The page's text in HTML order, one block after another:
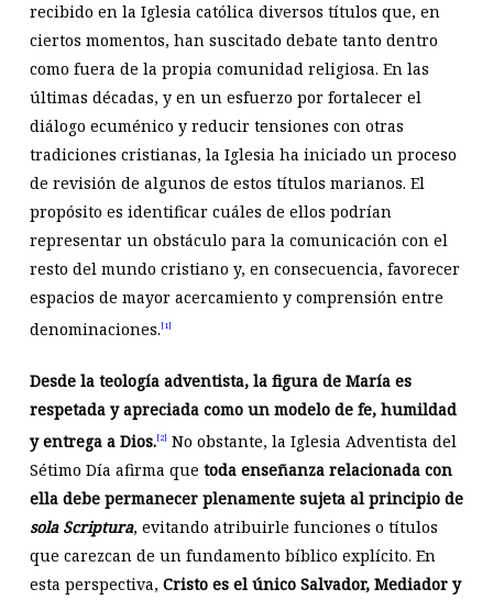
recibido en la Iglesia católica diversos títulos que, en
ciertos momentos, han suscitado debate tanto dentro
como fuera de la propia comunidad religiosa. En las
últimas décadas, y en un esfuerzo por fortalecer el
diálogo ecuménico y reducir tensiones con otras
tradiciones cristianas, la Iglesia ha iniciado un proceso
de revisión de algunos de estos títulos marianos. El
propósito es identificar cuáles de ellos podrían
representar un obstáculo para la comunicación con el
resto del mundo cristiano y, en consecuencia, favorecer
espacios de mayor acercamiento y comprensión entre
denominaciones. [1]
Desde la teología adventista, la figura de María es
respetada y apreciada como un modelo de fe, humildad
y entrega a Dios. [2]
No obstante, la Iglesia Adventista del
Sétimo Día afirma que toda enseñanza relacionada con
ella debe permanecer plenamente sujeta al principio de
sola Scriptura, evitando atribuirle funciones o títulos
que carezcan de un fundamento bíblico explícito. En
esta perspectiva, Cristo es el único Salvador, Mediador y